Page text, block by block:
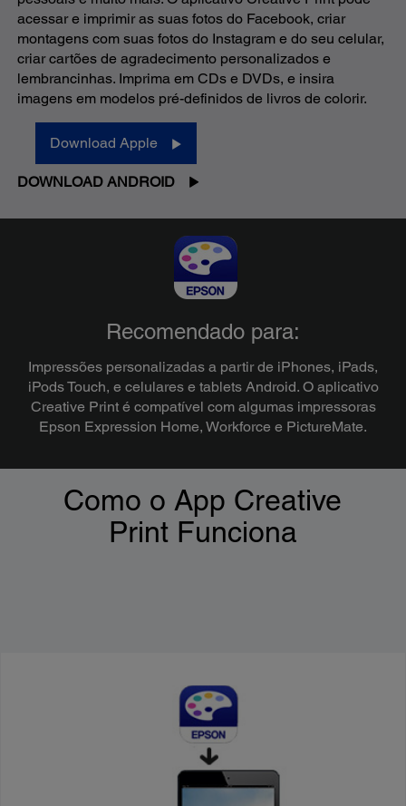
acessar e imprimir as suas fotos do Facebook, criar
montagens com suas fotos do Instagram e do seu celular,
criar cartões de agradecimento personalizados e
lembrancinhas. Imprima em CDs e DVDs, e insira
imagens em modelos pré-definidos de livros de colorir.
Download Apple
DOWNLOAD ANDROID
Recomendado para:
Impressões personalizadas a partir de iPhones, iPads,
iPods Touch, e celulares e tablets Android. O aplicativo
Creative Print é compatível com algumas impressoras
Epson Expression Home, Workforce e PictureMate.
Como o App Creative
Print Funciona